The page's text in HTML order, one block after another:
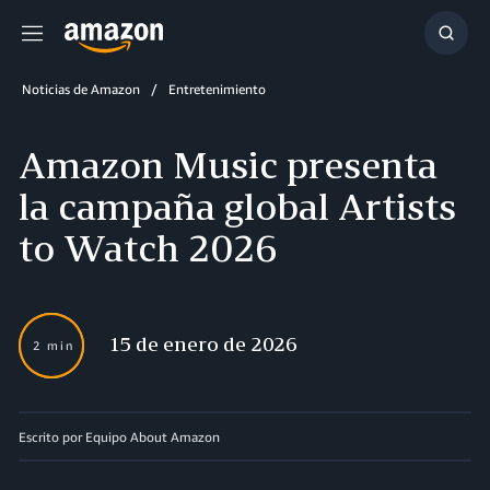
Menú
Noticias de Amazon Entretenimiento
Amazon Music presenta
la campaña global Artists
to Watch 2026
2 min 15 de enero de 2026
Escrito por Equipo About Amazon